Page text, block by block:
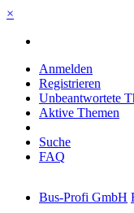
×
Anmelden
Registrieren
Unbeantwortete
Aktive Themen
Suche
FAQ
Bus-Profi GmbH